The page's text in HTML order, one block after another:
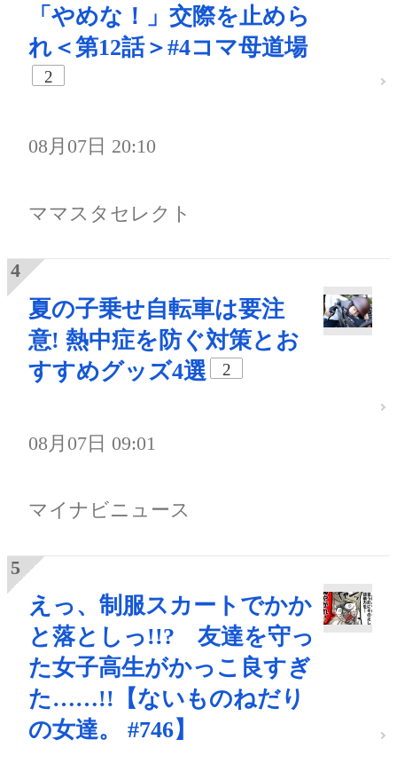
「やめな！」交際を止めら
れ＜第12話＞#4コマ母道場
2
08月07日 20:10
ママスタセレクト
夏の子乗せ自転車は要注
意! 熱中症を防ぐ対策とお
すすめグッズ4選
2
08月07日 09:01
マイナビニュース
えっ、制服スカートでかか
と落としっ!!? 友達を守っ
た女子高生がかっこ良すぎ
た……!!【ないものねだり
の女達。 #746】